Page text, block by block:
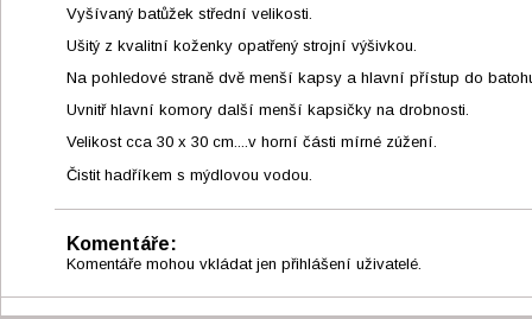
Vyšívaný batůžek střední velikosti.
Ušitý z kvalitní koženky opatřený strojní výšivkou.
Na pohledové straně dvě menší kapsy a hlavní přístup do
Uvnitř hlavní komory další menší kapsičky na drobnosti.
Velikost cca 30 x 30 cm....v horní části mírné zúžení.
Čistit hadříkem s mýdlovou vodou.
Komentáře:
Komentáře mohou vkládat jen přihlášení uživatelé.